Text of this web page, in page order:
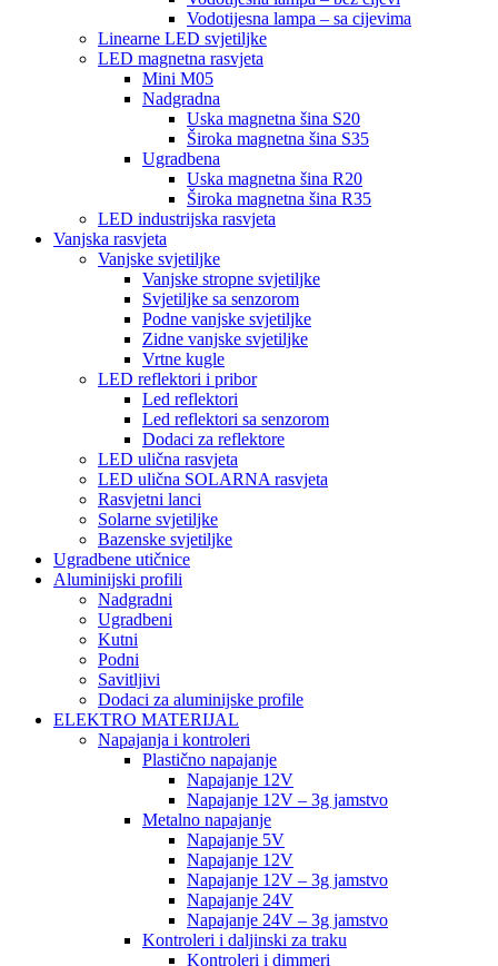
Vodotijesna lampa – sa cijevima
Linearne LED svjetiljke
LED magnetna rasvjeta
Mini M05
Nadgradna
Uska magnetna šina S20
Široka magnetna šina S35
Ugradbena
Uska magnetna šina R20
Široka magnetna šina R35
LED industrijska rasvjeta
Vanjska rasvjeta
Vanjske svjetiljke
Vanjske stropne svjetiljke
Svjetiljke sa senzorom
Podne vanjske svjetiljke
Zidne vanjske svjetiljke
Vrtne kugle
LED reflektori i pribor
Led reflektori
Led reflektori sa senzorom
Dodaci za reflektore
LED ulična rasvjeta
LED ulična SOLARNA rasvjeta
Rasvjetni lanci
Solarne svjetiljke
Bazenske svjetiljke
Ugradbene utičnice
Aluminijski profili
Nadgradni
Ugradbeni
Kutni
Podni
Savitljivi
Dodaci za aluminijske profile
ELEKTRO MATERIJAL
Napajanja i kontroleri
Plastično napajanje
Napajanje 12V
Napajanje 12V – 3g jamstvo
Metalno napajanje
Napajanje 5V
Napajanje 12V
Napajanje 12V – 3g jamstvo
Napajanje 24V
Napajanje 24V – 3g jamstvo
Kontroleri i daljinski za traku
Kontroleri i dimmeri